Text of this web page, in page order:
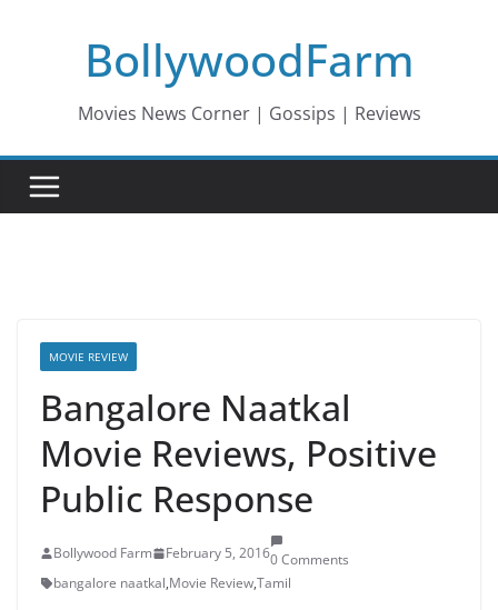
BollywoodFarm
Movies News Corner | Gossips | Reviews
MOVIE REVIEW
Bangalore Naatkal
Movie Reviews, Positive
Public Response
Bollywood Farm February 5, 20160 Comments
bangalore naatkal,Movie Review,Tamil